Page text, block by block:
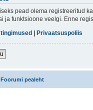
pead olema registreeritud
ja funktsioone veelgi. Enne
| Privaatsuspoliis
Foorumi pealeht